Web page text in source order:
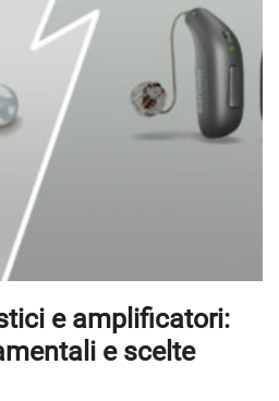
e amplificatori:
e scelte